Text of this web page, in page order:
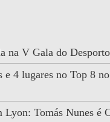
na V Gala do
e 4 lugares no Top 8
Tomás Nunes é